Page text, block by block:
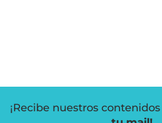
¡Recibe nuestros contenidos